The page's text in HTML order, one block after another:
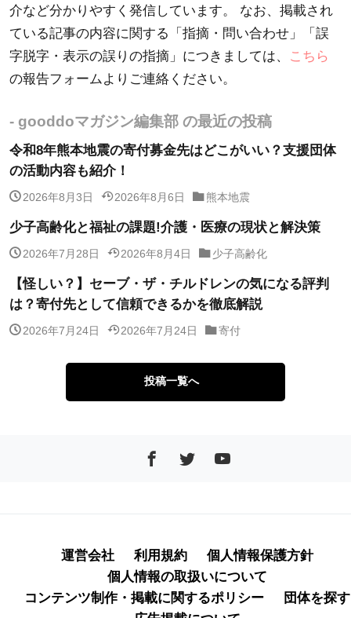
介など分かりやすく発信しています。 なお、掲載され
ている記事の内容に関する「指摘・問い合わせ」「誤
字脱字・表示の誤りの指摘」につきましては、
こちら
の報告フォームよりご連絡ください。
- gooddoマガジン編集部 の最近の投稿
令和8年熊本地震の寄付募金先はどこがいい？支援団体
の活動内容も紹介！
2026年8月3日 2026年8月6日 熊本地震
少子高齢化と福祉の課題!介護・医療の現状と解決策
2026年7月28日 2026年8月4日 少子高齢化
【怪しい？】セーブ・ザ・チルドレンの気になる評判
は？寄付先として信頼できるかを徹底解説
2026年7月24日 2026年7月24日 寄付
投稿一覧へ
運営会社 利用規約
個人情報保護方針
個人情報の取扱いについて
コンテンツ制作・掲載に関するポリシー
団体を探す